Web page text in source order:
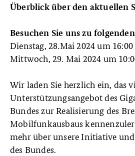
Überblick über den aktuellen
Besuchen Sie uns zu
Dienstag, 28.Mai 2024 um
Mittwoch, 29. Mai 2024 um
Wir laden Sie herzlich ein, das
Unterstützungsangebot des
Bundes zur Realisierung des
Mobilfunkausbaus
mehr über unsere Initiative
des Bundes.